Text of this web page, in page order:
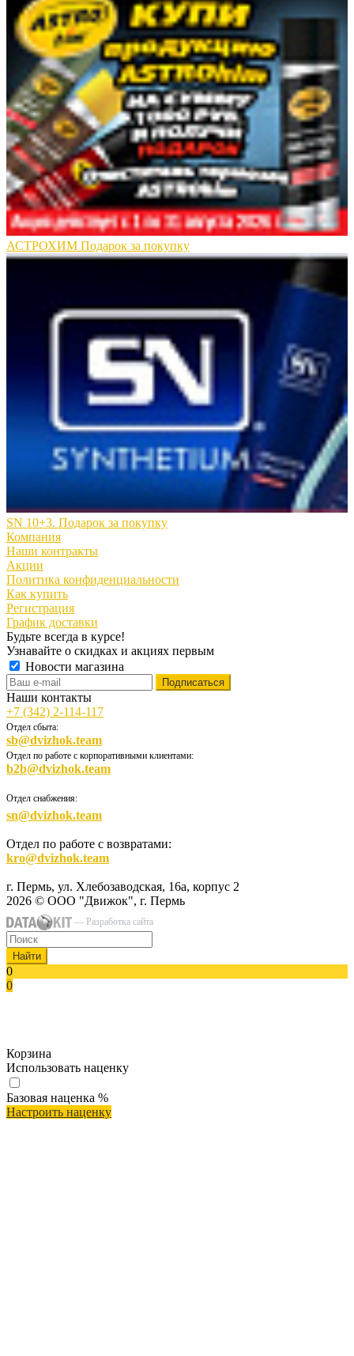
АСТРОХИМ Подарок за покупку
SN 10+3. Подарок за покупку
Компания
Наши контракты
Акции
Политика конфиденциальности
Как купить
Регистрация
График доставки
Будьте всегда в курсе!
Узнавайте о скидках и акциях первым
Новости магазина
Наши контакты
+7 (342) 2-114-117
Отдел сбыта:
sb@dvizhok.team
Отдел по работе с корпоративными клиентами:
b2b@dvizhok.team
Отдел снабжения:
sn@dvizhok.team
Отдел по работе с возвратами:
kro@dvizhok.team
г. Пермь, ул. Хлебозаводская, 16а, корпус 2
2026 © ООО "Движок", г. Пермь
— Разработка сайта
Найти
0
0
Корзина
Использовать наценку
Базовая наценка %
Настроить наценку